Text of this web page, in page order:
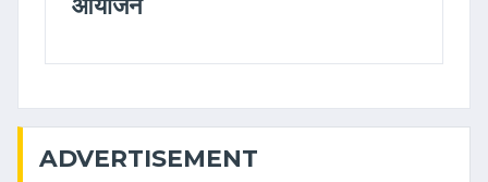
आयोजन
ADVERTISEMENT